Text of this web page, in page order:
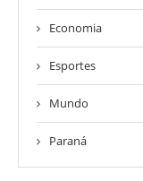
Economia
Esportes
Mundo
Paraná